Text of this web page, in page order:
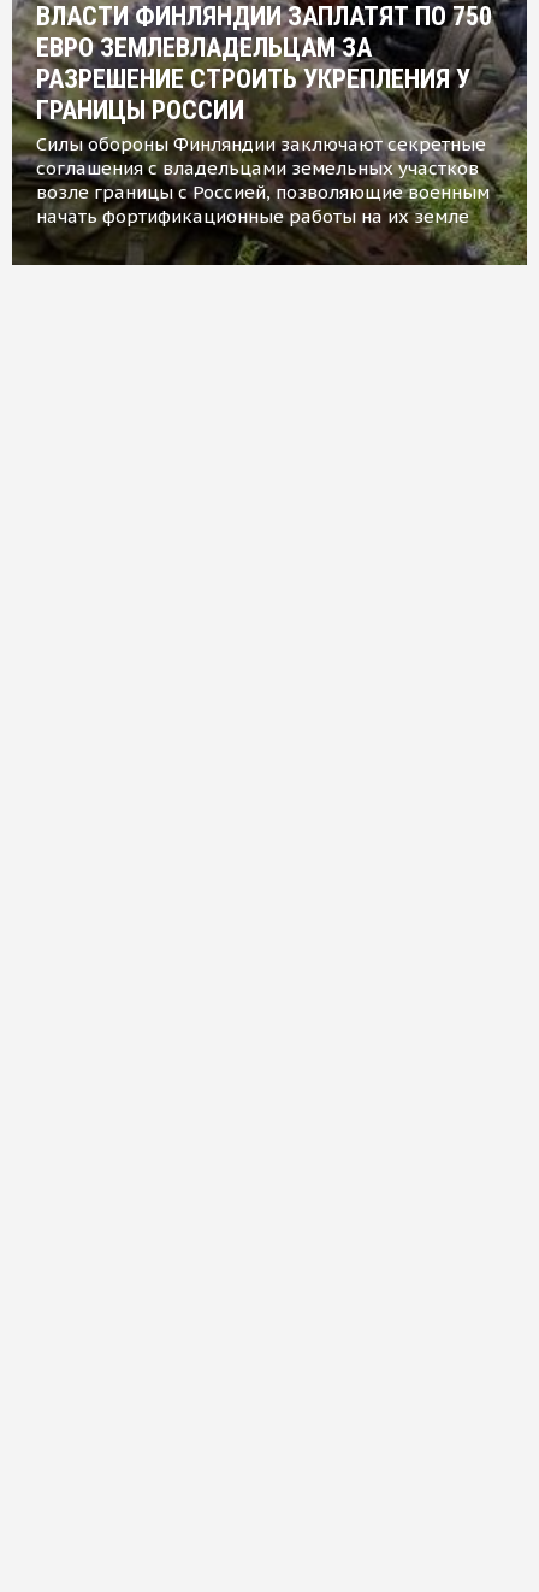
ВЛАСТИ ФИНЛЯНДИИ ЗАПЛАТЯТ ПО 750
ЕВРО ЗЕМЛЕВЛАДЕЛЬЦАМ ЗА
РАЗРЕШЕНИЕ СТРОИТЬ УКРЕПЛЕНИЯ У
ГРАНИЦЫ РОССИИ
Силы обороны Финляндии заключают секретные
соглашения с владельцами земельных участков
возле границы с Россией, позволяющие военным
начать фортификационные работы на их земле